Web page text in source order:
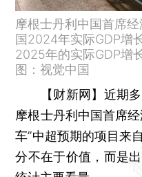
摩根士丹利中国首席
国2024年实际GDP增
2025年的实际GDP增
图：视觉中国
【财新网】 近期
摩根士丹利中国首席
车”中超预期的项目来
分不在于价值，而是